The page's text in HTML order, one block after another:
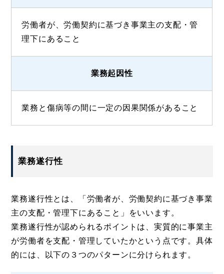
労働者が、労働契約に基づき事業主の支配・管
理下にあること
業務起因性
業務と傷病等の間に一定の因果関係があること
業務遂行性
業務遂行性とは、「労働者が、労働契約に基づき事業
主の支配・管理下にあること」をいいます。
業務遂行性が認められるポイントは、実質的に事業主
が労働者を支配・管理していたかという点です。具体
的には、以下の３つのパターンに分けられます。